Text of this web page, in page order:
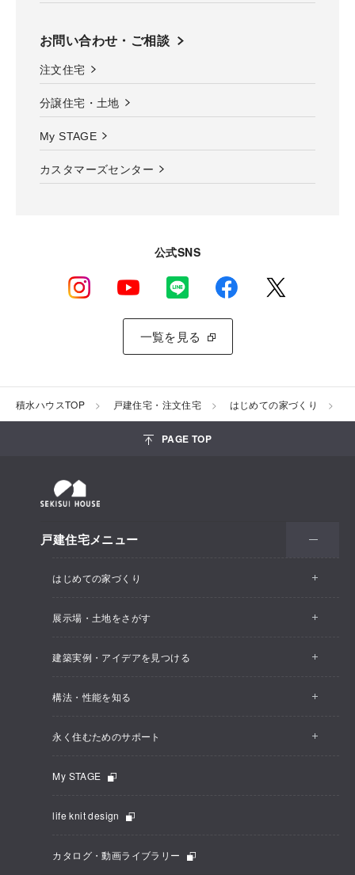
お問い合わせ・ご相談
注文住宅
分譲住宅・土地
My STAGE
カスタマーズセンター
公式SNS
一覧を見る
積水ハウスTOP 戸建住宅・注文住宅 はじめての家づくり
PAGE TOP
戸建住宅メニュー
はじめての家づくり
展示場・土地をさがす
建築実例・アイデアを見つける
構法・性能を知る
永く住むためのサポート
My STAGE
life knit design
カタログ・動画ライブラリー